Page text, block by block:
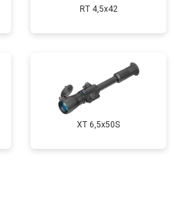
RT 4,5х42
XT 6,5x50S